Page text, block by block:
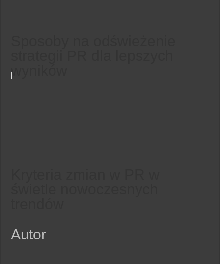
wyników
trendów
Autor